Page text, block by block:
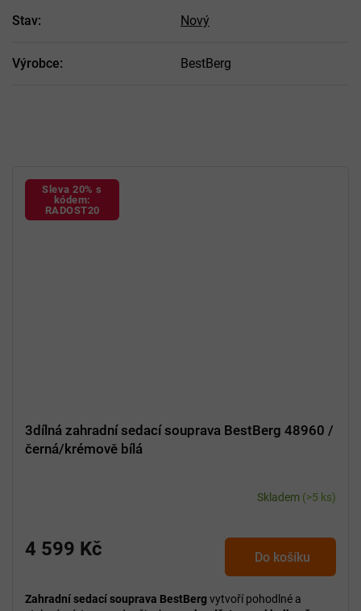
Stav: Nový
Výrobce: BestBerg
Sleva 20% s
kódem:
RADOST20
3dílná zahradní sedací souprava BestBerg 48960 /
černá/krémově bílá
Skladem (>5 ks)
4 599 Kč Do košíku
Zahradní sedací souprava BestBerg vytvoří pohodlné a